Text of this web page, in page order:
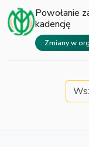
Powołanie
kadencję
Zmiany w